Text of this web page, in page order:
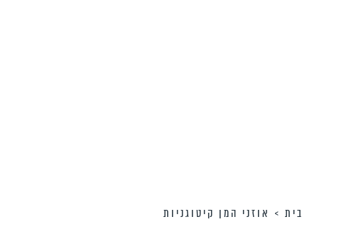
בית > אוזני המן קיטוגניות